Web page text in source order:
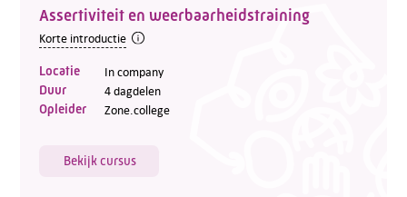
Assertiviteit en weerbaarheidstraining
Korte introductie
Locatie In company
Duur 4 dagdelen
Opleider Zone.college
Bekijk cursus